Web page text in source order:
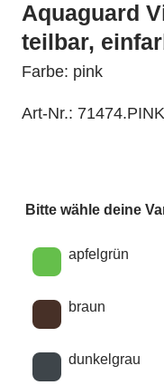
Aquaguard
teilbar,
Farbe: pink
Art-Nr.: 71474.PINK
Bitte wähle deine
Wähle eine Farbe
apfelgrün
braun
dunkelgrau